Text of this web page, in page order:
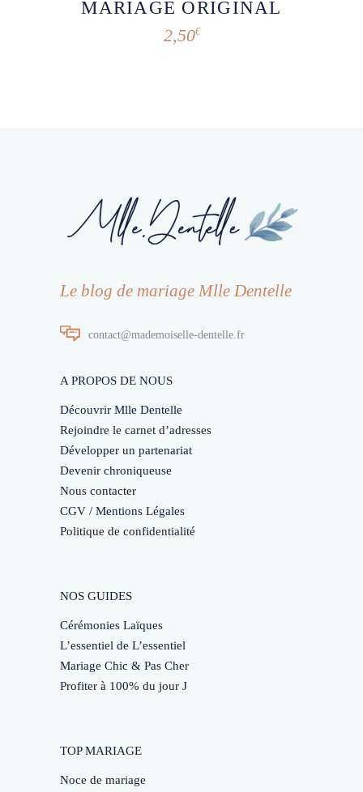
MARIAGE ORIGINAL
2,50€
Le blog de mariage Mlle Dentelle
contact@mademoiselle-dentelle.fr
A PROPOS DE NOUS
Découvrir Mlle Dentelle
Rejoindre le carnet d’adresses
Développer un partenariat
Devenir chroniqueuse
Nous contacter
CGV / Mentions Légales
Politique de confidentialité
NOS GUIDES
Cérémonies Laïques
L’essentiel de L’essentiel
Mariage Chic & Pas Cher
Profiter à 100% du jour J
TOP MARIAGE
Noce de mariage